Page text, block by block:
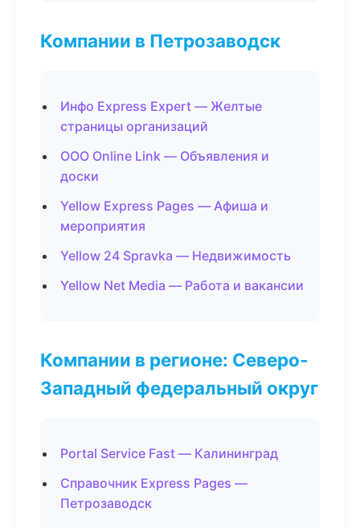
Компании в Петрозаводск
Инфо Express Expert — Желтые
страницы организаций
ООО Online Link — Объявления и
доски
Yellow Express Pages — Афиша и
мероприятия
Yellow 24 Spravka — Недвижимость
Yellow Net Media — Работа и вакансии
Компании в регионе: Северо-
Западный федеральный округ
Portal Service Fast — Калининград
Справочник Express Pages —
Петрозаводск